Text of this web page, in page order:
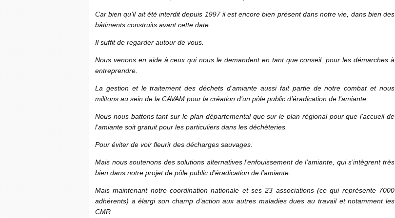
Car bien qu’il ait été interdit depuis 1997 il est encore bien présent dans notre vie, dans bien des
bâtiments construits avant cette date.
Il suffit de regarder autour de vous.
Nous venons en aide à ceux qui nous le demandent en tant que conseil, pour les démarches à
entreprendre.
La gestion et le traitement des déchets d’amiante aussi fait partie de notre combat et nous
militons au sein de la CAVAM pour la création d’un pôle public d’éradication de l’amiante.
Nous nous battons tant sur le plan départemental que sur le plan régional pour que l’accueil de
l’amiante soit gratuit pour les particuliers dans les déchèteries.
Pour éviter de voir fleurir des décharges sauvages.
Mais nous soutenons des solutions alternatives l’enfouissement de l’amiante, qui s’intègrent très
bien dans notre projet de pôle public d’éradication de l’amiante.
Mais maintenant notre coordination nationale et ses 23 associations (ce qui représente 7000
adhérents) a élargi son champ d’action aux autres maladies dues au travail et notamment les
CMR